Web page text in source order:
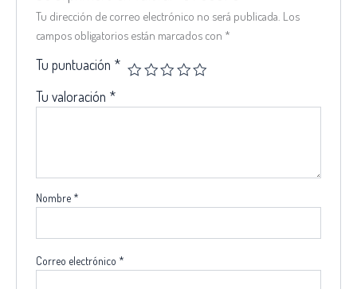
Tu dirección de correo electrónico no será publicada. Los
campos obligatorios están marcados con *
Tu puntuación *
Tu valoración *
Nombre *
Correo electrónico *